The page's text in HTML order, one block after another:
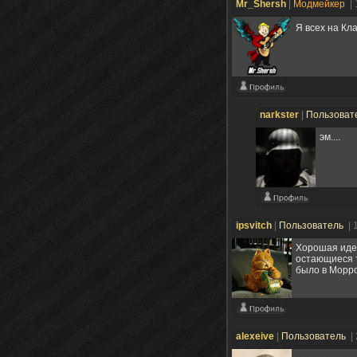
Mr_Shersh Модмейкер
Я всех на
narkster
эм....
ipsvitch Пользователь
|
Хорошая
остающиеся
было в
alexeive Пользователь